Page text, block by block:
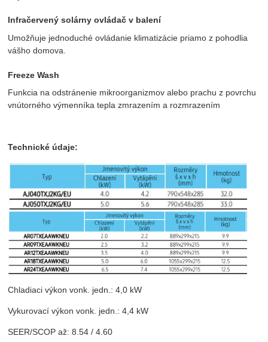
Infračervený solárny ovládač v balení
Umožňuje jednoduché ovládanie klimatizácie priamo z pohodlia
vášho domova.
Freeze Wash
Funkcia na odstránenie mikroorganizmov alebo prachu z povrchu
vnútorného výmenníka tepla zmrazením a rozmrazením
Technické údaje:
Chladiaci výkon vonk. jedn.: 4,0 kW
Vykurovací výkon vonk. jedn.: 4,4 kW
SEER/SCOP až: 8.54 / 4.60